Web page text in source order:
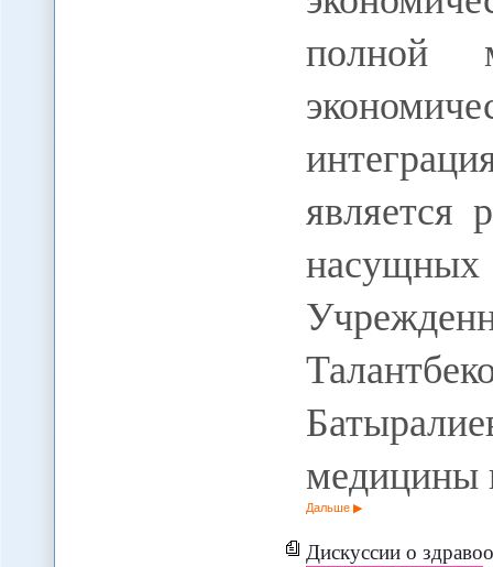
полной
является
Дальше
Дискуссии о